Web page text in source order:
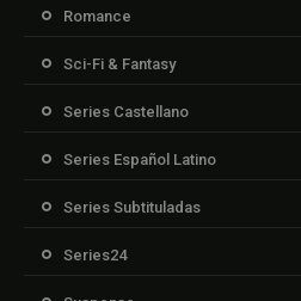
Romance
Sci-Fi & Fantasy
Series Castellano
Series Español Latino
Series Subtituladas
Series24